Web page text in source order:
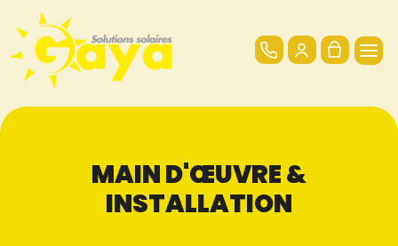
MAIN D'ŒUVRE &
INSTALLATION